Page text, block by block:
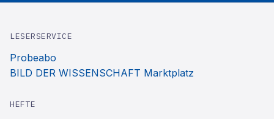
LESERSERVICE
Probeabo
BILD DER WISSENSCHAFT Marktplatz
HEFTE